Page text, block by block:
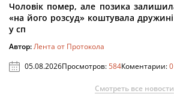
Чоловік помер, але позика
«на його розсуд» коштувала
у сп
Автор:Лента от Протокола
05.08.2026Просмотров:584Коментарии:0
Смотреть все новости